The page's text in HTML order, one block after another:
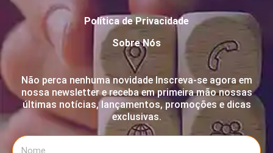
Política de Privacidade
Sobre Nós
Não perca nenhuma novidade Inscreva-se agora em
nossa newsletter e receba em primeira mão nossas
últimas notícias, lançamentos, promoções e dicas
exclusivas.